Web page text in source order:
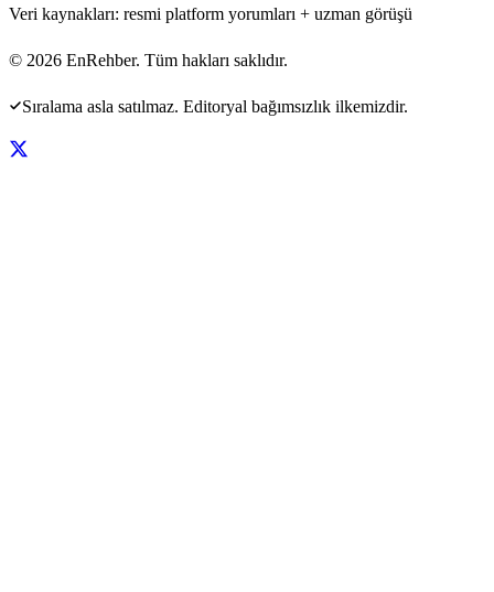
Veri kaynakları: resmi platform yorumları + uzman görüşü
© 2026 EnRehber. Tüm hakları saklıdır.
Sıralama asla satılmaz. Editoryal bağımsızlık ilkemizdir.